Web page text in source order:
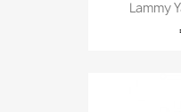
Lammy